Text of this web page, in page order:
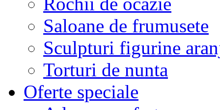
Saloane de frumusete
Sculpturi figurine
Torturi de nunta
Oferte speciale